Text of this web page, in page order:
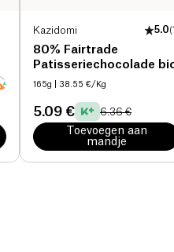
Kazidomi 5.0(
80% Fairtrade
Patisseriechocolade
165g | 38.55 €/Kg
5.09 € 6.36 €
Toevoegen aan
mandje